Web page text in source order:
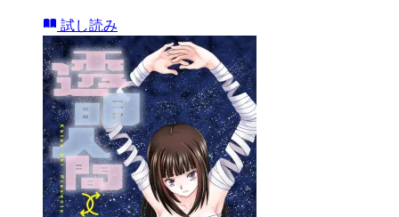
試し読み